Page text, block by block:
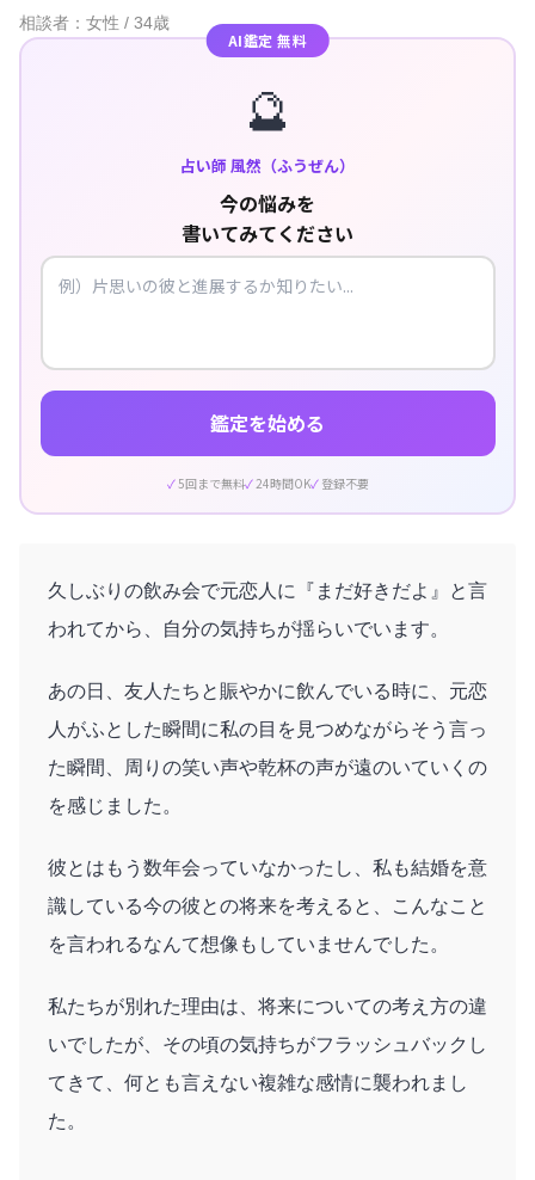
相談者：女性 / 34歳
AI鑑定 無料
🔮
占い師 風然（ふうぜん）
今の悩みを
書いてみてください
鑑定を始める
5回まで無料 24時間OK 登録不要
久しぶりの飲み会で元恋人に『まだ好きだよ』と言
われてから、自分の気持ちが揺らいでいます。
あの日、友人たちと賑やかに飲んでいる時に、元恋
人がふとした瞬間に私の目を見つめながらそう言っ
た瞬間、周りの笑い声や乾杯の声が遠のいていくの
を感じました。
彼とはもう数年会っていなかったし、私も結婚を意
識している今の彼との将来を考えると、こんなこと
を言われるなんて想像もしていませんでした。
私たちが別れた理由は、将来についての考え方の違
いでしたが、その頃の気持ちがフラッシュバックし
てきて、何とも言えない複雑な感情に襲われまし
た。